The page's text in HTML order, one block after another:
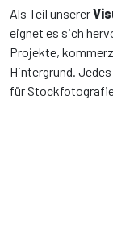
Als Teil unserer
eignet es sich
Projekte,
Hintergrund.
für